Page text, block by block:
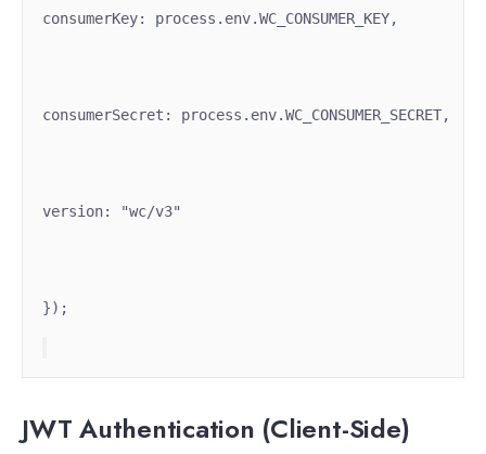
consumerKey: process.env.WC_CONSUMER_KEY,
consumerSecret: process.env.WC_CONSUMER_SECRET,
version: "wc/v3"
});
JWT Authentication (Client-Side)